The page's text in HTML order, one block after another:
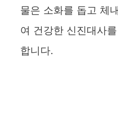
물은 소화를 돕고 체
여 건강한 신진대사
합니다.